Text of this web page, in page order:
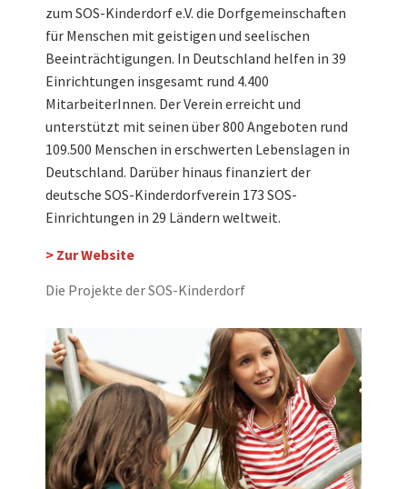
zum SOS-Kinderdorf e.V. die Dorfgemeinschaften
für Menschen mit geistigen und seelischen
Beeinträchtigungen. In Deutschland helfen in 39
Einrichtungen insgesamt rund 4.400
MitarbeiterInnen. Der Verein erreicht und
unterstützt mit seinen über 800 Angeboten rund
109.500 Menschen in erschwerten Lebenslagen in
Deutschland. Darüber hinaus finanziert der
deutsche SOS-Kinderdorfverein 173 SOS-
Einrichtungen in 29 Ländern weltweit.
> Zur Website
Die Projekte der SOS-Kinderdorf